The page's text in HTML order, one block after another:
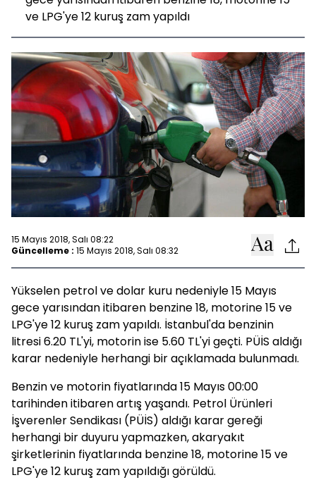
ve LPG'ye 12 kuruş zam yapıldı
15 Mayıs 2018, Salı 08:22
Güncelleme : 15 Mayıs 2018, Salı 08:32
Yükselen petrol ve dolar kuru nedeniyle 15 Mayıs
gece yarısından itibaren benzine 18, motorine 15 ve
LPG'ye 12 kuruş zam yapıldı. İstanbul'da benzinin
litresi 6.20 TL'yi, motorin ise 5.60 TL'yi geçti. PÜİS aldığı
karar nedeniyle herhangi bir açıklamada bulunmadı.
Benzin ve motorin fiyatlarında 15 Mayıs 00:00
tarihinden itibaren artış yaşandı. Petrol Ürünleri
İşverenler Sendikası (PÜİS) aldığı karar gereği
herhangi bir duyuru yapmazken, akaryakıt
şirketlerinin fiyatlarında benzine 18, motorine 15 ve
LPG'ye 12 kuruş zam yapıldığı görüldü.